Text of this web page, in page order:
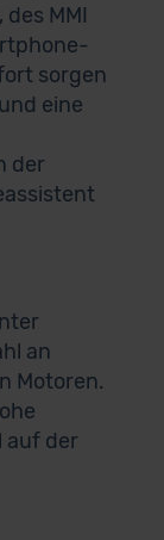
MMI
sorgen
eine
der
an
Motoren.
auf der